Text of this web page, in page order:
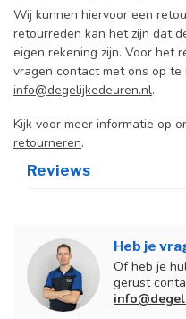
Wij kunnen hiervoor een
retourreden kan het zijn dat
eigen rekening zijn. Voor het
vragen contact met ons op te
info@degelijkedeuren.nl.
Kijk voor meer informatie op
retourneren.
Reviews
Heb je
Of heb je
gerust